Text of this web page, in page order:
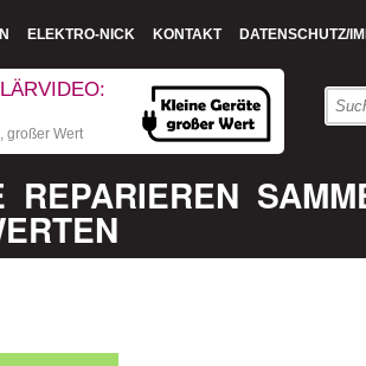
ELEKTRO-NICK KONTAKT DATENSCHUTZ/
großer Wert
REPARIEREN